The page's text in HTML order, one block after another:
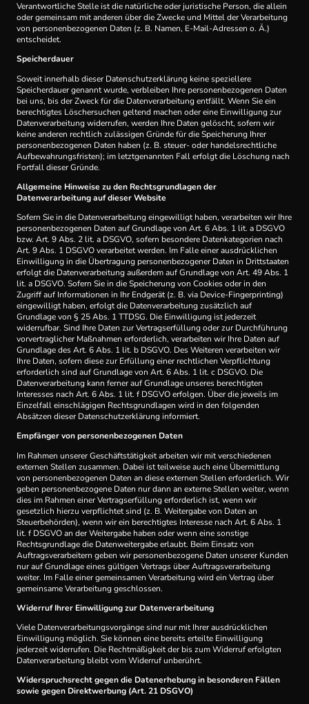
Verantwortliche Stelle ist die natürliche oder juristische Person, die allein
oder gemeinsam mit anderen über die Zwecke und Mittel der Verarbeitung
von personenbezogenen Daten (z. B. Namen, E-Mail-Adressen o. Ä.)
entscheidet.
Speicherdauer
Soweit innerhalb dieser Datenschutzerklärung keine speziellere
Speicherdauer genannt wurde, verbleiben Ihre personenbezogenen Daten
bei uns, bis der Zweck für die Datenverarbeitung entfällt. Wenn Sie ein
berechtigtes Löschersuchen geltend machen oder eine Einwilligung zur
Datenverarbeitung widerrufen, werden Ihre Daten gelöscht, sofern wir
keine anderen rechtlich zulässigen Gründe für die Speicherung Ihrer
personenbezogenen Daten haben (z. B. steuer- oder handelsrechtliche
Aufbewahrungsfristen); im letztgenannten Fall erfolgt die Löschung nach
Fortfall dieser Gründe.
Allgemeine Hinweise zu den Rechtsgrundlagen der
Datenverarbeitung auf dieser Website
Sofern Sie in die Datenverarbeitung eingewilligt haben, verarbeiten wir Ihre
personenbezogenen Daten auf Grundlage von Art. 6 Abs. 1 lit. a DSGVO
bzw. Art. 9 Abs. 2 lit. a DSGVO, sofern besondere Datenkategorien nach
Art. 9 Abs. 1 DSGVO verarbeitet werden. Im Falle einer ausdrücklichen
Einwilligung in die Übertragung personenbezogener Daten in Drittstaaten
erfolgt die Datenverarbeitung außerdem auf Grundlage von Art. 49 Abs. 1
lit. a DSGVO. Sofern Sie in die Speicherung von Cookies oder in den
Zugriff auf Informationen in Ihr Endgerät (z. B. via Device-Fingerprinting)
eingewilligt haben, erfolgt die Datenverarbeitung zusätzlich auf
Grundlage von § 25 Abs. 1 TTDSG. Die Einwilligung ist jederzeit
widerrufbar. Sind Ihre Daten zur Vertragserfüllung oder zur Durchführung
vorvertraglicher Maßnahmen erforderlich, verarbeiten wir Ihre Daten auf
Grundlage des Art. 6 Abs. 1 lit. b DSGVO. Des Weiteren verarbeiten wir
Ihre Daten, sofern diese zur Erfüllung einer rechtlichen Verpflichtung
erforderlich sind auf Grundlage von Art. 6 Abs. 1 lit. c DSGVO. Die
Datenverarbeitung kann ferner auf Grundlage unseres berechtigten
Interesses nach Art. 6 Abs. 1 lit. f DSGVO erfolgen. Über die jeweils im
Einzelfall einschlägigen Rechtsgrundlagen wird in den folgenden
Absätzen dieser Datenschutzerklärung informiert.
Empfänger von personenbezogenen Daten
Im Rahmen unserer Geschäftstätigkeit arbeiten wir mit verschiedenen
externen Stellen zusammen. Dabei ist teilweise auch eine Übermittlung
von personenbezogenen Daten an diese externen Stellen erforderlich. Wir
geben personenbezogene Daten nur dann an externe Stellen weiter, wenn
dies im Rahmen einer Vertragserfüllung erforderlich ist, wenn wir
gesetzlich hierzu verpflichtet sind (z. B. Weitergabe von Daten an
Steuerbehörden), wenn wir ein berechtigtes Interesse nach Art. 6 Abs. 1
lit. f DSGVO an der Weitergabe haben oder wenn eine sonstige
Rechtsgrundlage die Datenweitergabe erlaubt. Beim Einsatz von
Auftragsverarbeitern geben wir personenbezogene Daten unserer Kunden
nur auf Grundlage eines gültigen Vertrags über Auftragsverarbeitung
weiter. Im Falle einer gemeinsamen Verarbeitung wird ein Vertrag über
gemeinsame Verarbeitung geschlossen.
Widerruf Ihrer Einwilligung zur Datenverarbeitung
Viele Datenverarbeitungsvorgänge sind nur mit Ihrer ausdrücklichen
Einwilligung möglich. Sie können eine bereits erteilte Einwilligung
jederzeit widerrufen. Die Rechtmäßigkeit der bis zum Widerruf erfolgten
Datenverarbeitung bleibt vom Widerruf unberührt.
Widerspruchsrecht gegen die Datenerhebung in besonderen Fällen
sowie gegen Direktwerbung (Art. 21 DSGVO)